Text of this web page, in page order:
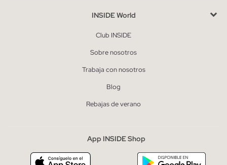
INSIDE World
Club INSIDE
Sobre nosotros
Trabaja con nosotros
Blog
Rebajas de verano
App INSIDE Shop